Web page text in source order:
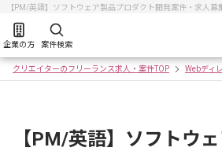
【PM/英語】ソフトウェア製品プロダクト開発案件・求人
企業の方 案件検索
クリエイターのフリーランス求人・案件TOP Webディ
【PM/英語】ソフトウ